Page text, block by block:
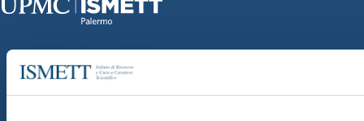
Via Discesa dei Giudici 4 90133 Palermo